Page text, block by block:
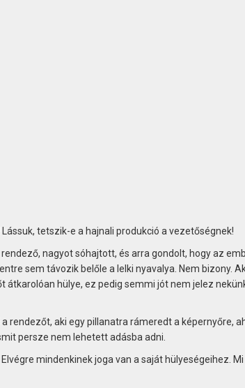
tetszik-e a hajnali produkció a vezetőségnek!
nagyot sóhajtott, és arra gondolt, hogy az
sem távozik belőle a lelki nyavalya. Nem bizony.
hülye, ez pedig semmi jót nem jelez
rendezőt, aki egy pillanatra rámeredt a képernyőre,
persze nem lehetett adásba adni.
mindenkinek joga van a saját hülyeségeihez.